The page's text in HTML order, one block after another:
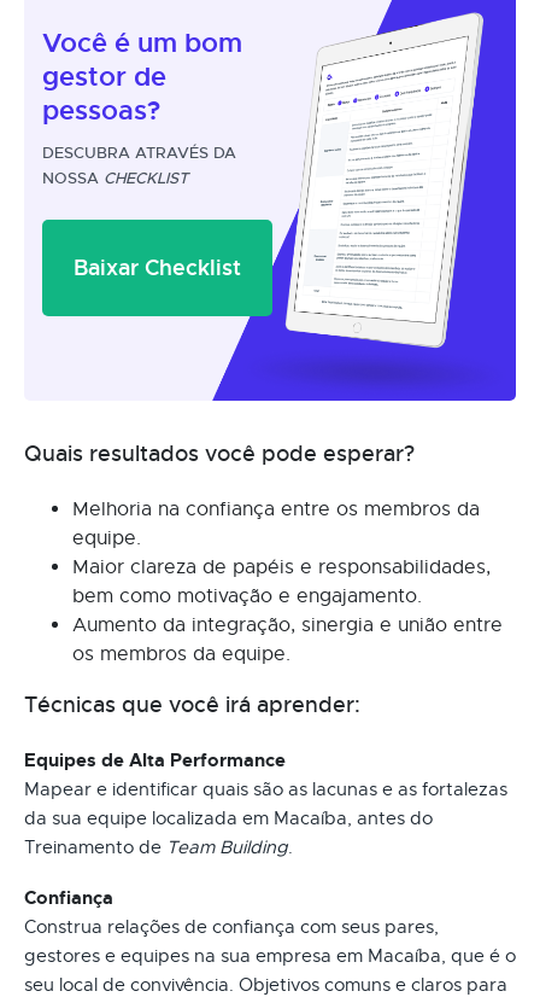
Você é um bom
gestor de
pessoas?
DESCUBRA ATRAVÉS DA
NOSSA CHECKLIST
Baixar Checklist
Quais resultados você pode esperar?
Melhoria na confiança entre os membros da
equipe.
Maior clareza de papéis e responsabilidades,
bem como motivação e engajamento.
Aumento da integração, sinergia e união entre
os membros da equipe.
Técnicas que você irá aprender:
Equipes de Alta Performance
Mapear e identificar quais são as lacunas e as fortalezas
da sua equipe localizada em Macaíba, antes do
Treinamento de Team Building.
Confiança
Construa relações de confiança com seus pares,
gestores e equipes na sua empresa em Macaíba, que é o
seu local de convivência. Objetivos comuns e claros para